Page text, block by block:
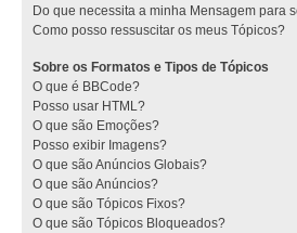
Do que necessita a minha Mensagem para
Como posso ressuscitar os meus Tópicos?
Sobre os Formatos e Tipos de Tópicos
O que é BBCode?
Posso usar HTML?
O que são Emoções?
Posso exibir Imagens?
O que são Anúncios Globais?
O que são Anúncios?
O que são Tópicos Fixos?
O que são Tópicos Bloqueados?